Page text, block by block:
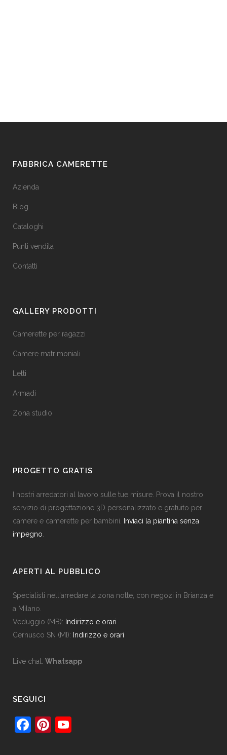
FABBRICA CAMERETTE
Azienda
Blog
Cataloghi
Punti vendita
Contatti
GALLERY PRODOTTI
Camerette per ragazzi
Camere matrimoniali
Letti
Armadi
Zona studio
PROGETTO GRATIS
I nostri arredatori al lavoro sulle tue misure. Prova il nostro
servizio di progettazione 3D personalizzato e gratuito per
camere e camerette per bambini.
Inviaci la piantina senza
impegno
APERTI AL PUBBLICO
Specialisti nell'arredare la zona notte, con negozi in Brianza e
a Milano.
Veduggio (MB): Indirizzo e orari
Cernusco SN (MI): Indirizzo e orari
Live chat: Whatsapp
SEGUICI
F
Pi